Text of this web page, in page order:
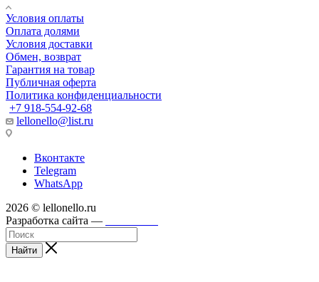
Условия оплаты
Оплата долями
Условия доставки
Обмен, возврат
Гарантия на товар
Публичная оферта
Политика конфиденциальности
+7 918-554-92-68
lellonello@list.ru
Вконтакте
Telegram
WhatsApp
2026 © lellonello.ru
Разработка сайта —
Найти